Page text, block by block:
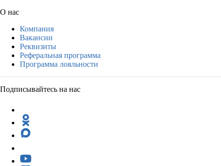
О нас
Компания
Вакансии
Реквизиты
Реферальная программа
Программа лояльности
Подписывайтесь на нас